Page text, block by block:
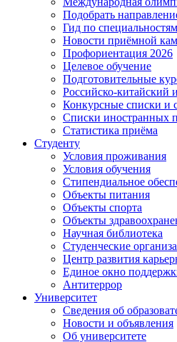
Подобрать
Гид по специальностям
Новости приёмной
Профориентация 2026
Целевое обучение
Подготовительные
Российско-китайский
Конкурсные списки и
Списки иностранных
Статистика приёма
Студенту
Условия проживания
Условия обучения
Стипендиальное
Объекты питания
Объекты спорта
Объекты
Научная библиотека
Студенческие
Центр развития
Единое окно
Антитеррор
Университет
Сведения об
Новости и объявления
Об университете